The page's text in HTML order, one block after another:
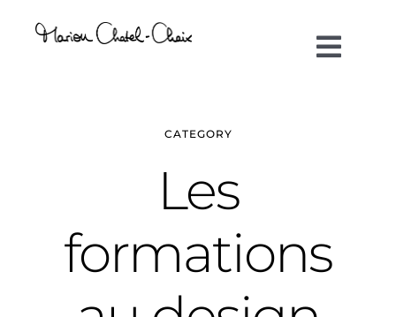
Références
CATEGORY
Les
formations